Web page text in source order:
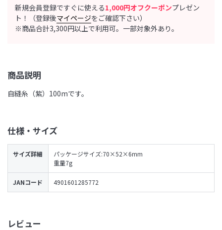
レビュー
新規会員登録ですぐに使える1,000円オフクーポンプレゼン
ト！（登録後マイページをご確認下さい）
※商品合計3,300円以上で利用可。一部対象外あり。
商品説明
自縫糸（紫）100mです。
仕様・サイズ
サイズ詳細
パッケージサイズ:70×52×6mm
重量7g
JANコード 4901601285772